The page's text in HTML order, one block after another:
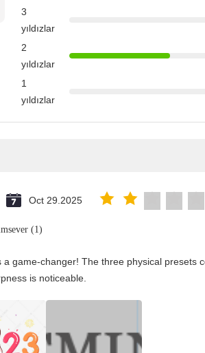
3
yıldızlar
2
yıldızlar
1
yıldızlar
Oct 29.2025
(1)
a game-changer! The three physical presets
is noticeable.